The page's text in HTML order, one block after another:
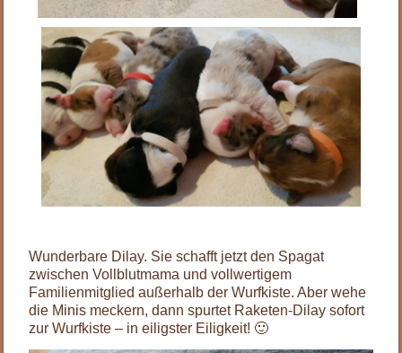
Wunderbare Dilay. Sie schafft jetzt den Spagat
zwischen Vollblutmama und vollwertigem
Familienmitglied außerhalb der Wurfkiste. Aber wehe
die Minis meckern, dann spurtet Raketen-Dilay sofort
zur Wurfkiste – in eiligster Eiligkeit! 🙂